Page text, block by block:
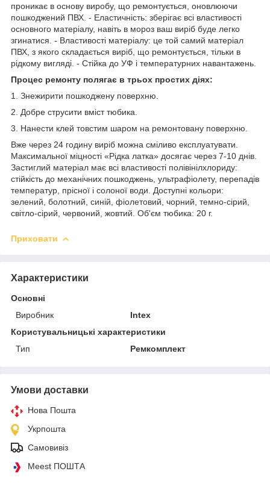
проникає в основу виробу, що ремонтується, оновлюючи
пошкоджений ПВХ. - Еластичність: зберігає всі властивості
основного матеріалу, навіть в мороз ваш виріб буде легко
згинатися. - Властивості матеріалу: це той самий матеріал
ПВХ, з якого складається виріб, що ремонтується, тільки в
рідкому вигляді. - Стійка до УФ і температурних навантажень.
Процес ремонту полягає в трьох простих діях:
1. Знежирити пошкоджену поверхню.
2. Добре струсити вміст тюбика.
3. Нанести клей товстим шаром на ремонтовану поверхню.
Вже через 24 годину виріб можна сміливо експлуатувати.
Максимальної міцності «Рідка латка» досягає через 7-10 днів.
Застиглий матеріал має всі властивості полівінілхлориду:
стійкість до механічних пошкоджень, ультрафіолету, перепадів
температур, прісної і солоної води. Доступні кольори:
зелений, болотний, синій, фіолетовий, чорний, темно-сірий,
світло-сірий, червоний, жовтий. Об'єм тюбика: 20 г.
Приховати
Характеристики
Основні
Виробник
Intex
Користувальницькі характеристики
Тип
Ремкомплект
Умови доставки
Нова Пошта
Укрпошта
Самовивіз
Meest ПОШТА